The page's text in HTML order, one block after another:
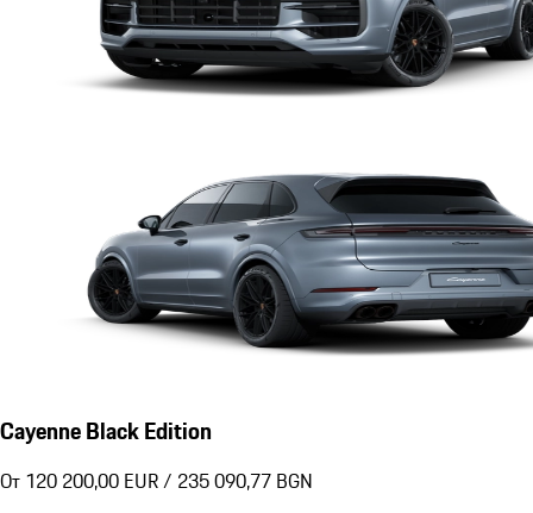
Cayenne Black Edition
От 120 200,00 EUR / 235 090,77 BGN